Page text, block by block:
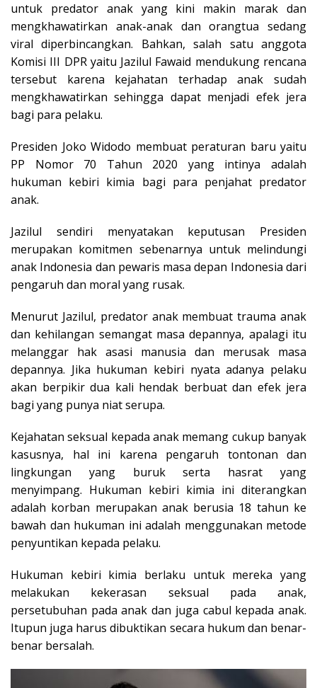
untuk predator anak yang kini makin marak dan
mengkhawatirkan anak-anak dan orangtua sedang
viral diperbincangkan. Bahkan, salah satu anggota
Komisi III DPR yaitu Jazilul Fawaid mendukung rencana
tersebut karena kejahatan terhadap anak sudah
mengkhawatirkan sehingga dapat menjadi efek jera
bagi para pelaku.
Presiden Joko Widodo membuat peraturan baru yaitu
PP Nomor 70 Tahun 2020 yang intinya adalah
hukuman kebiri kimia bagi para penjahat predator
anak.
Jazilul sendiri menyatakan keputusan Presiden
merupakan komitmen sebenarnya untuk melindungi
anak Indonesia dan pewaris masa depan Indonesia dari
pengaruh dan moral yang rusak.
Menurut Jazilul, predator anak membuat trauma anak
dan kehilangan semangat masa depannya, apalagi itu
melanggar hak asasi manusia dan merusak masa
depannya. Jika hukuman kebiri nyata adanya pelaku
akan berpikir dua kali hendak berbuat dan efek jera
bagi yang punya niat serupa.
Kejahatan seksual kepada anak memang cukup banyak
kasusnya, hal ini karena pengaruh tontonan dan
lingkungan yang buruk serta hasrat yang
menyimpang. Hukuman kebiri kimia ini diterangkan
adalah korban merupakan anak berusia 18 tahun ke
bawah dan hukuman ini adalah menggunakan metode
penyuntikan kepada pelaku.
Hukuman kebiri kimia berlaku untuk mereka yang
melakukan kekerasan seksual pada anak,
persetubuhan pada anak dan juga cabul kepada anak.
Itupun juga harus dibuktikan secara hukum dan benar-
benar bersalah.